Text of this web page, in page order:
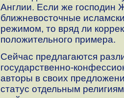
Англии. Если же господин
ближневосточные
режимом, то вряд ли
положительного примера.
Сейчас предлагаются
государственно-
авторы в своих
статус отдельным